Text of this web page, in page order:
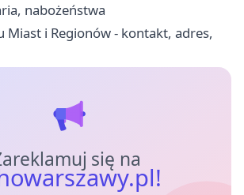
nabożeństwa
Miast i Regionów - kontakt, adres,
się na